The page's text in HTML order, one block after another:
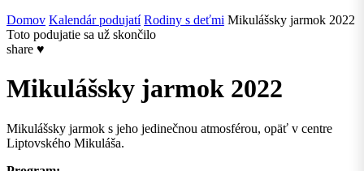
Domov Kalendár podujatí Rodiny s deťmi Mikulášsky jarmok 2022
Toto podujatie sa už skončilo
share ♥
Mikulášsky jarmok 2022
Mikulášsky jarmok s jeho jedinečnou atmosférou, opäť v centre
Liptovského Mikuláša.